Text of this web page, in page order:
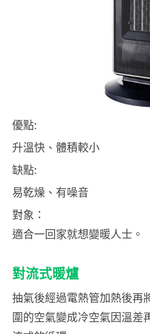
優點:
升溫快、體積較小
缺點:
易乾燥、有噪音
對象：
適合一回家就想變暖人士。
對流式暖爐
抽氣後經過電熱管加熱後再
圍的空氣變成冷空氣因溫差